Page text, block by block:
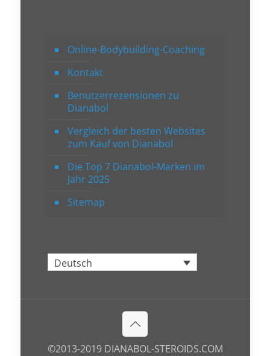
Online-Bodybuilding-Coaching
Kontakt
Benutzerrezensionen zu
Dianabol
Vergleich der besten Websites
zum Kauf von Dianabol
Die Top 7 Dianabol-Marken im
Jahr 2025
Sitemap
Deutsch
©2013-2019 DIANABOL-STEROIDS.COM